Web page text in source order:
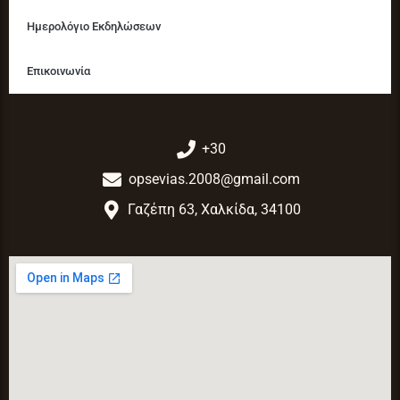
Ημερολόγιο Εκδηλώσεων
Επικοινωνία
+30
opsevias.2008@gmail.com
Γαζέπη 63, Χαλκίδα, 34100